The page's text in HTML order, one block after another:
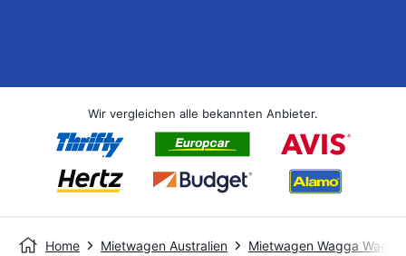
Wir vergleichen alle bekannten Anbieter.
Home Mietwagen Australien Mietwagen Wagga Wagga